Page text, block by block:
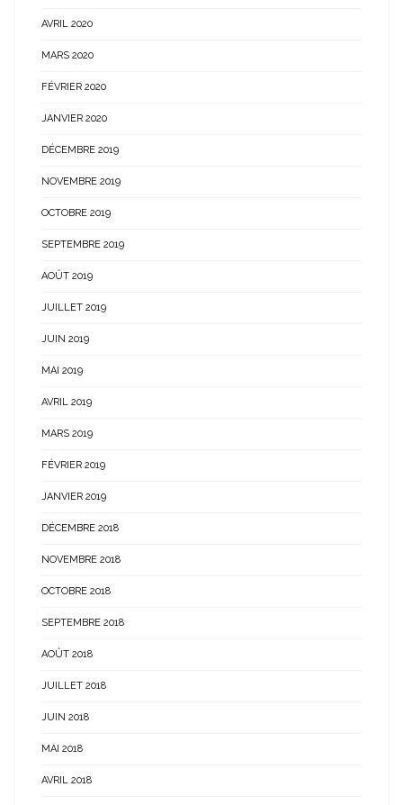
AVRIL 2020
MARS 2020
FÉVRIER 2020
JANVIER 2020
DÉCEMBRE 2019
NOVEMBRE 2019
OCTOBRE 2019
SEPTEMBRE 2019
AOÛT 2019
JUILLET 2019
JUIN 2019
MAI 2019
AVRIL 2019
MARS 2019
FÉVRIER 2019
JANVIER 2019
DÉCEMBRE 2018
NOVEMBRE 2018
OCTOBRE 2018
SEPTEMBRE 2018
AOÛT 2018
JUILLET 2018
JUIN 2018
MAI 2018
AVRIL 2018